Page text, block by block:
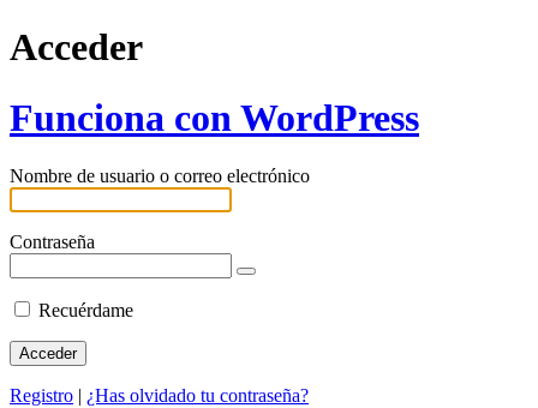
Acceder
Funciona con WordPress
Nombre de usuario o correo electrónico
Contraseña
Recuérdame
Registro | ¿Has olvidado tu contraseña?